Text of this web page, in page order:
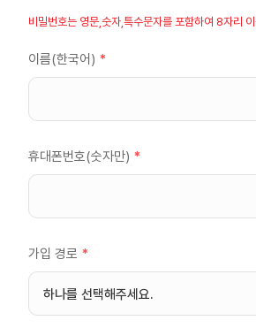
비밀번호는 영문,숫자,특수문자를 포함하여 8자리
이름(한국어) *
휴대폰번호(숫자만) *
가입 경로 *